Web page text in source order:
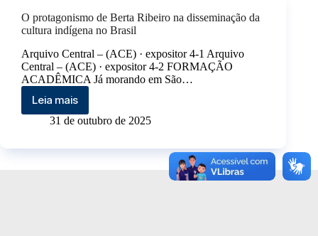
O protagonismo de Berta Ribeiro na disseminação da
cultura indígena no Brasil
Arquivo Central – (ACE) · expositor 4-1 Arquivo
Central – (ACE) · expositor 4-2 FORMAÇÃO
ACADÊMICA Já morando em São…
Leia mais
31 de outubro de 2025